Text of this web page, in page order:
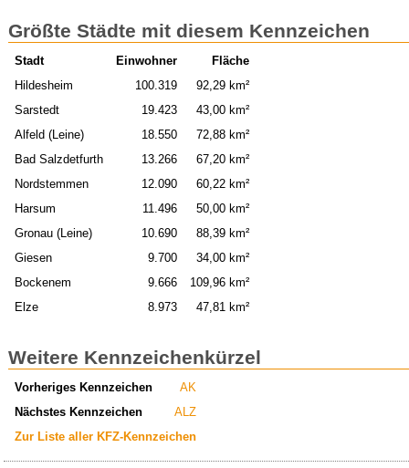
Größte Städte mit diesem Kennzeichen
Stadt Einwohner
Fläche
Hildesheim
100.319
92,29 km²
Sarstedt
19.423
43,00 km²
Alfeld (Leine)
18.550
72,88 km²
Bad Salzdetfurth
13.266
67,20 km²
Nordstemmen
12.090
60,22 km²
Harsum
11.496
50,00 km²
Gronau (Leine)
10.690
88,39 km²
Giesen
9.700
34,00 km²
Bockenem
9.666
109,96 km²
Elze
8.973 47,81 km²
Weitere Kennzeichenkürzel
Vorheriges Kennzeichen
AK
Nächstes Kennzeichen
ALZ
Zur Liste aller KFZ-Kennzeichen